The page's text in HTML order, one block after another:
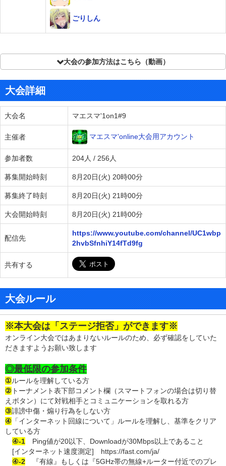
ごりしん
大会の参加方法はこちら（動画）
大会詳細
大会名 マエスマ'1on1#9
主催者 マエスマ'online大会用アカウント
参加者数 204人 / 256人
募集開始時刻 8月20日(火) 20時00分
募集終了時刻 8月20日(火) 21時00分
大会開始時刻 8月20日(火) 21時00分
配信先
https://www.youtube.com/channel/UC1wbp
2hvbSfnhiY14fTd9fg
共有する
大会ルール
※本大会は「ステージ拒否」ができます※
オンライン大会ではあまりないルールのため、必ず確認をしていた
だきますようお願い致します
◎最低限の参加条件
①ルールを理解している方
② トーナメント表下部コメント欄（スマートフォンの場合は切り替
えボタン）にて対戦相手とコミュニケーションを取れる方
③誹謗中傷・煽り行為をしない方
④ 「インターネット回線について」ルールを理解し、基準をクリア
している方
④-1 Ping値が20以下、Downloadが30Mbps以上であること
[インターネット速度測定] https://fast.com/ja/
④-2 『有線』もしくは『5GHz帯の無線+ルーター付近でのプレ